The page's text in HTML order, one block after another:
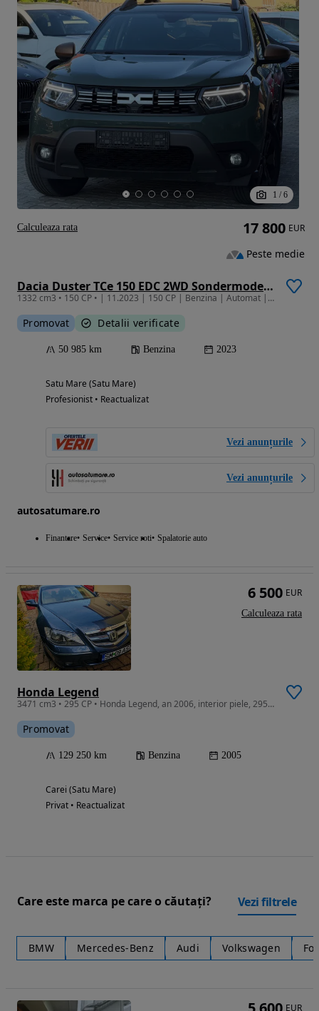
1 / 6
Dacia Duster TCe 150 EDC 2WD Sondermodell Extreme
1332 cm3 • 150 CP • | 11.2023 | 150 CP | Benzina | Automat | Extreme | Garantie | Finantar
Promovat Detalii verificate
50 985 km Benzina 2023
Satu Mare (Satu Mare)
Profesionist • Reactualizat
Vezi anunțurile
Vezi anunțurile
autosatumare.ro
Finantare Service Service roti Spalatorie auto
17 800 EUR
Peste medie
Calculeaza rata
Honda Legend
3471 cm3 • 295 CP • Honda Legend, an 2006, interior piele, 295 CP
Promovat
129 250 km Benzina 2005
Carei (Satu Mare)
Privat • Reactualizat
6 500 EUR
Calculeaza rata
Care este marca pe care o căutați? Vezi filtrele
BMW Mercedes-Benz Audi Volkswagen
EUR